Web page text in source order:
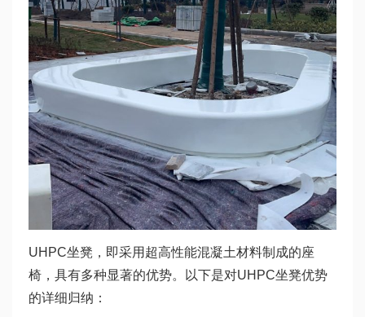
UHPC坐凳，即采用超高性能混凝土材料制成的座
椅，具有多种显著的优势。以下是对UHPC坐凳优势
的详细归纳：